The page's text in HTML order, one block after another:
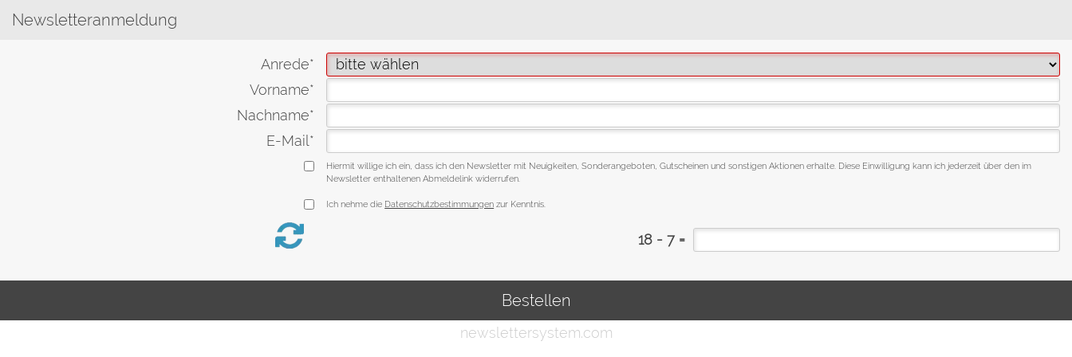
Newsletteranmeldung
Anrede*
Vorname*
Nachname*
E-Mail*
Hiermit willige ich ein, dass ich den Newsletter mit Neuigkeiten, Sonderangeboten, Gutscheinen und sonstigen Aktionen erhalte. Diese Einwilligung kann ich jederzeit über den im
Newsletter enthaltenen Abmeldelink widerrufen.
Ich nehme die Datenschutzbestimmungen zur Kenntnis.
18 - 7 =
Bestellen
newslettersystem.com